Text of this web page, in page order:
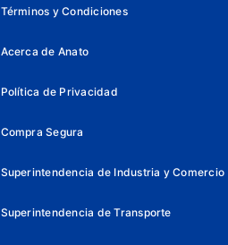
Términos y Condiciones
Acerca de Anato
Política de Privacidad
Compra Segura
Superintendencia de Industria y Comercio
Superintendencia de Transporte